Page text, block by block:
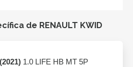
de RENAULT KWID
(2021) 1.0 LIFE HB MT 5P